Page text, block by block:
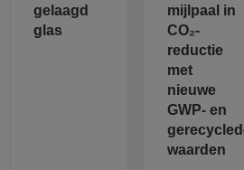
gelaagd
glas
mijlpaal in
CO₂-
reductie
met
nieuwe
GWP- en
waarden